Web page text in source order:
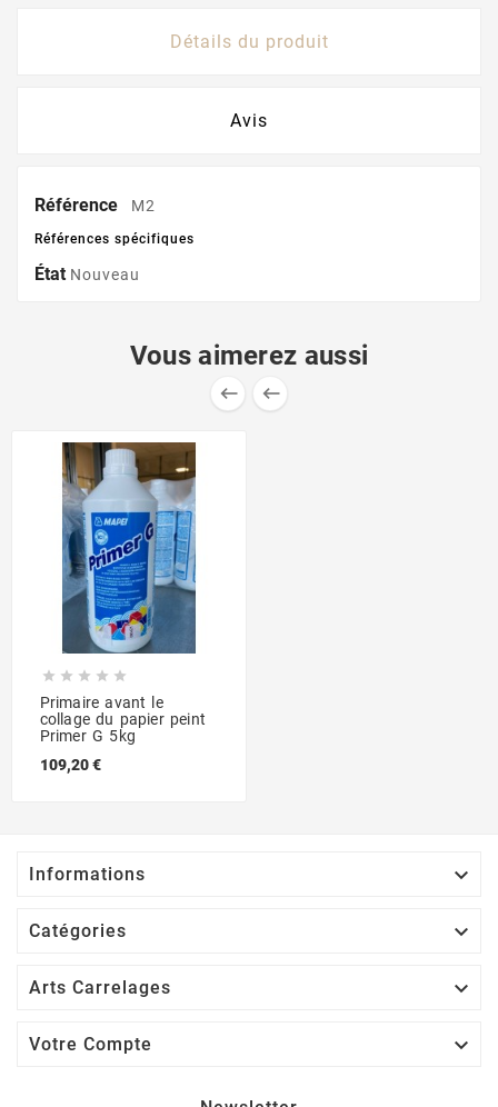
Détails du produit
Avis
Référence M2
Références spécifiques
État Nouveau
Vous aimerez aussi
 
    
Primaire avant le
collage du papier peint
Primer G 5kg
109,20 €
Informations 
Catégories 
Arts Carrelages 
Votre Compte 